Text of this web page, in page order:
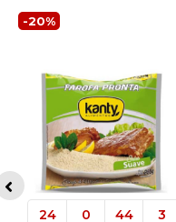
-20%
24 0 44 3